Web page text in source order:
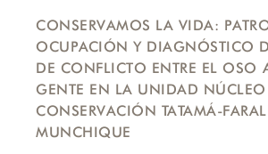
CONSERVAMOS LA VIDA:
OCUPACIÓN Y DIAGNÓSTICO
DE CONFLICTO ENTRE EL OSO
GENTE EN LA UNIDAD NÚCLEO
CONSERVACIÓN TATAMÁ-
MUNCHIQUE